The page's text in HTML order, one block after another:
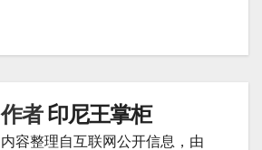
作者印尼王掌柜
内容整理自互联网公开信息，由